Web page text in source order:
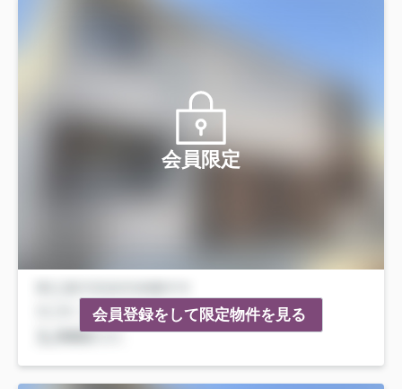
会員限定
会員登録をして限定物件を見る